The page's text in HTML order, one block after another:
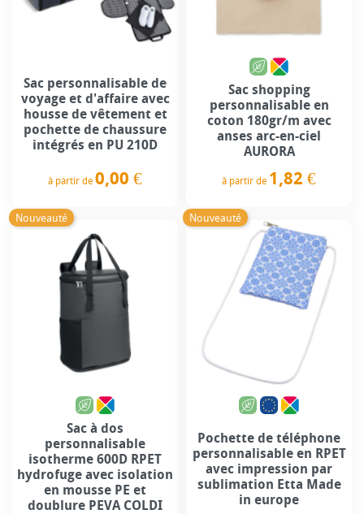
Sac personnalisable de
voyage et d'affaire avec
housse de vêtement et
pochette de chaussure
intégrés en PU 210D
à partir de 0,00 €
Sac shopping
personnalisable en
coton 180gr/m avec
anses arc-en-ciel
AURORA
à partir de 1,82 €
Nouveauté
Sac à dos
personnalisable
isotherme 600D RPET
hydrofuge avec isolation
en mousse PE et
doublure PEVA COLDI
Nouveauté
Pochette de téléphone
personnalisable en RPET
avec impression par
sublimation Etta Made
in europe